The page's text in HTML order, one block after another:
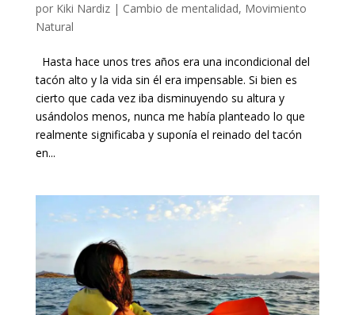
por Kiki Nardiz| Cambio de mentalidad, Movimiento
Natural
Hasta hace unos tres años era una incondicional del
tacón alto y la vida sin él era impensable. Si bien es
cierto que cada vez iba disminuyendo su altura y
usándolos menos, nunca me había planteado lo que
realmente significaba y suponía el reinado del tacón
en...